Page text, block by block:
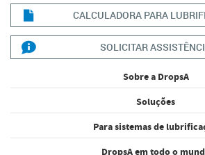
CALCULADORA PARA
SOLICITAR
Sobre a DropsA
Soluções
Para sistemas de
DropsA em todo o